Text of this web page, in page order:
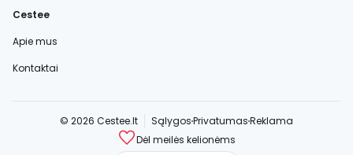
Cestee
Apie mus
Kontaktai
© 2026 Cestee.lt SąlygosPrivatumasReklama
Dėl meilės kelionėms